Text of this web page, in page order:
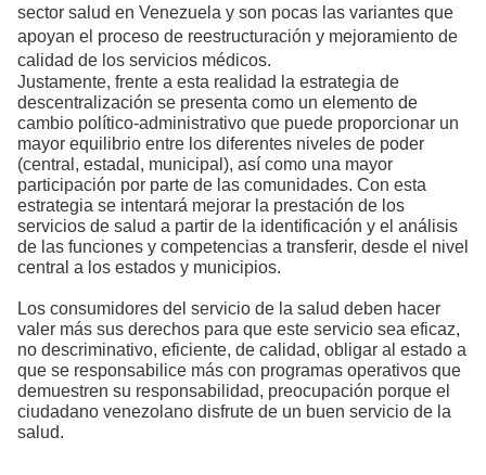
sector salud en Venezuela y son pocas las variantes que
apoyan el proceso de reestructuración y mejoramiento de
calidad de los servicios médicos.
Justamente, frente a esta realidad la estrategia de
descentralización se presenta como un elemento de
cambio político-administrativo que puede proporcionar un
mayor equilibrio entre los diferentes niveles de poder
(central, estadal, municipal), así como una mayor
participación por parte de las comunidades. Con esta
estrategia se intentará mejorar la prestación de los
servicios de salud a partir de la identificación y el análisis
de las funciones y competencias a transferir, desde el nivel
central a los estados y municipios.
Los consumidores del servicio de la salud deben hacer
valer más sus derechos para que este servicio sea eficaz,
no descriminativo, eficiente, de calidad, obligar al estado a
que se responsabilice más con programas operativos que
demuestren su responsabilidad, preocupación porque el
ciudadano venezolano disfrute de un buen servicio de la
salud.